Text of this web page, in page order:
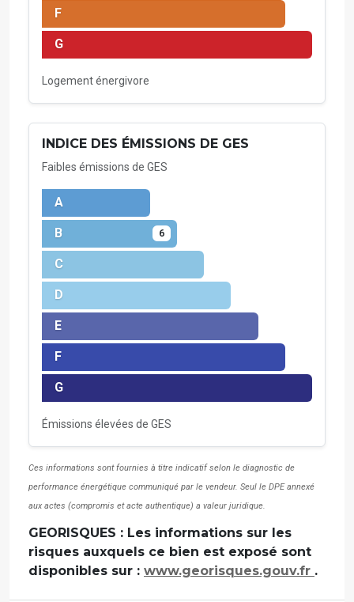
F
G
Logement énergivore
INDICE DES ÉMISSIONS DE GES
Faibles émissions de GES
A
B 6
C
D
E
F
G
Émissions élevées de GES
Ces informations sont fournies à titre indicatif selon le diagnostic de
performance énergétique communiqué par le vendeur. Seul le DPE annexé
aux actes (compromis et acte authentique) a valeur juridique.
GEORISQUES : Les informations sur les
risques auxquels ce bien est exposé sont
disponibles sur : www.georisques.gouv.fr .